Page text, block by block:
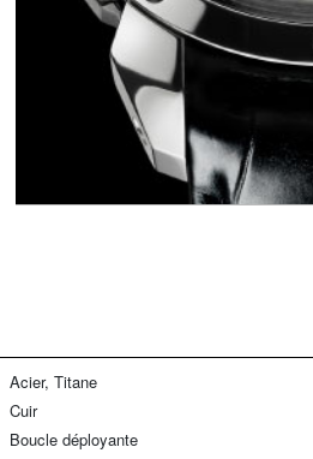
Acier, Titane
Cuir
Boucle déployante